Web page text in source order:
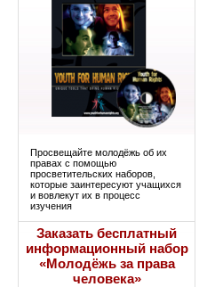
Просвещайте молодёжь об их
правах с помощью
просветительских наборов,
которые заинтересуют учащихся
и вовлекут их в процесс
изучения
Заказать бесплатный
информационный набор
«Молодёжь за права
человека»